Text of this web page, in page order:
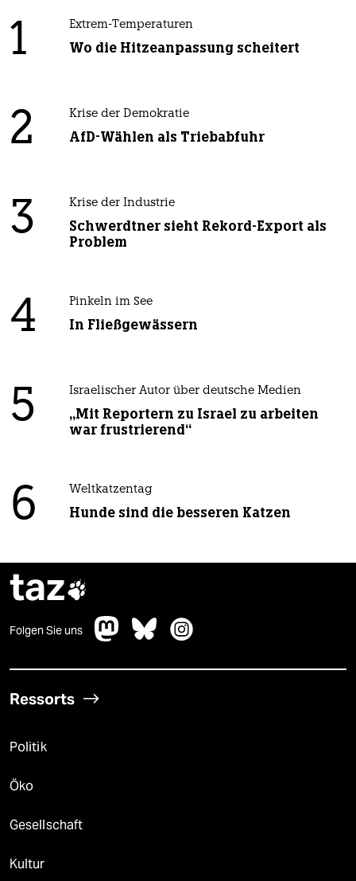
1 Extrem-Temperaturen
Wo die Hitzeanpassung scheitert
2 Krise der Demokratie
AfD-Wählen als Triebabfuhr
3 Krise der Industrie
Schwerdtner sieht Rekord-Export als
Problem
4 Pinkeln im See
In Fließgewässern
5 Israelischer Autor über deutsche Medien
„Mit Reportern zu Israel zu arbeiten
war frustrierend“
6 Weltkatzentag
Hunde sind die besseren Katzen
taz
Folgen Sie uns
Ressorts
Politik
Öko
Gesellschaft
Kultur